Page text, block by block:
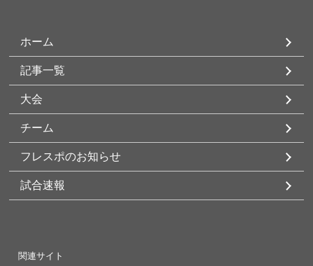
ホーム
記事一覧
大会
チーム
フレスポのお知らせ
試合速報
関連サイト